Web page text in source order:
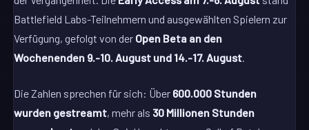
Battlefield Labs-Teilnehmern und ausgewählten Spielern zur
Verfügung, gefolgt von der Open Beta an den
Wochenenden 9.-10. August und 14.-17. August.
Die Zahlen sprechen für sich: Über 600.000 Stunden
wurden gestreamt, mehr als 30 Millionen Stunden